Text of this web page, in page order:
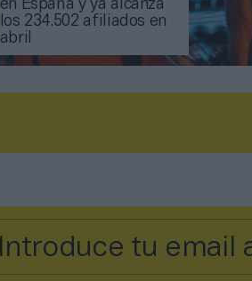
en España y ya alcanza
los 234.502 afiliados en
abril